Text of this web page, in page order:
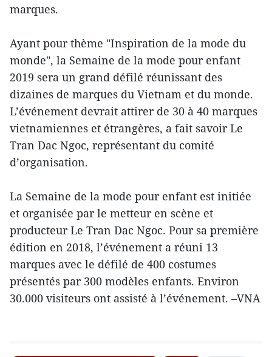
marques.
Ayant pour thème "Inspiration de la mode du
monde", la Semaine de la mode pour enfant
2019 sera un grand défilé réunissant des
dizaines de marques du Vietnam et du monde.
L’événement devrait attirer de 30 à 40 marques
vietnamiennes et étrangères, a fait savoir Le
Tran Dac Ngoc, représentant du comité
d’organisation.
La Semaine de la mode pour enfant est initiée
et organisée par le metteur en scène et
producteur Le Tran Dac Ngoc. Pour sa première
édition en 2018, l’événement a réuni 13
marques avec le défilé de 400 costumes
présentés par 300 modèles enfants. Environ
30.000 visiteurs ont assisté à l’événement. –VNA